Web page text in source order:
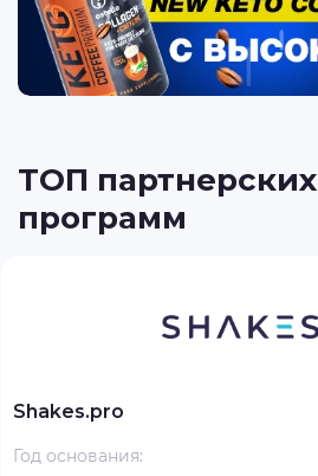
ТОП партнерских
программ
Shakes.pro
Год основания: